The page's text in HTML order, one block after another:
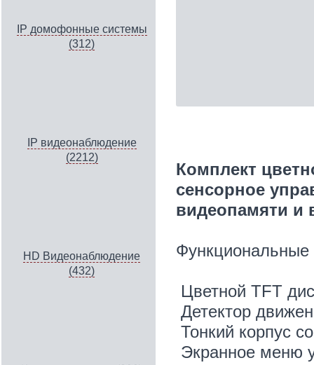
IP домофонные системы
(312)
IP видеонаблюдение
(2212)
HD Видеонаблюдение
(432)
Комплект
сенсорное
видеопамяти и
Функциональные
Цветной TFT
Детектор
Тонкий корпус
Экранное меню